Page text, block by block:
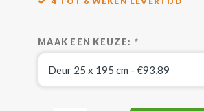
MAAK EEN KEUZE: *